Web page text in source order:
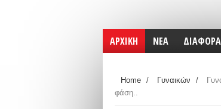
ΑΡΧΙΚΗ ΝΕΑ ΔΙΑΦΟΡΑ
Home / Γυναικών /
φάση..